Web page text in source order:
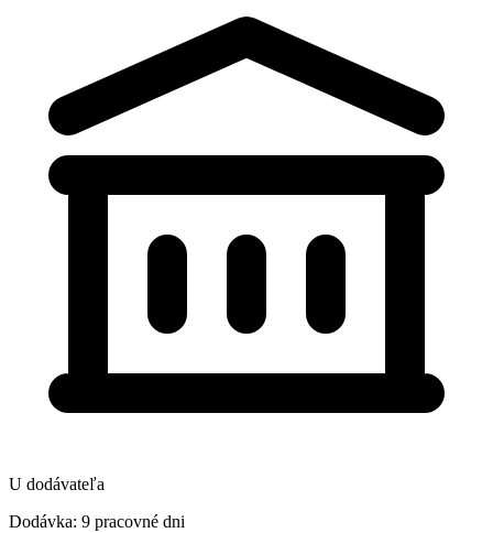
U dodávateľa
Dodávka: 9 pracovné dni